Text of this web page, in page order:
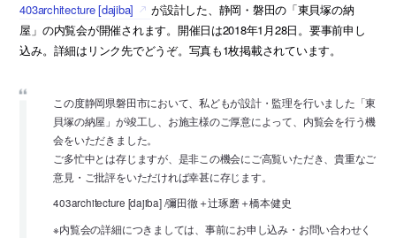
403architecture [dajiba]
が設計した、静岡・磐田の「東貝塚の納
屋」の内覧会が開催されます。開催日は2018年1月28日。要事前申し
込み。詳細はリンク先でどうぞ。写真も1枚掲載されています。
この度静岡県磐田市において、私どもが設計・監理を行いました「東
貝塚の納屋」が竣工し、お施主様のご厚意によって、内覧会を行う機
会をいただきました。
ご多忙中とは存じますが、是非この機会にご高覧いただき、貴重なご
意見・ご批評をいただければ幸甚に存じます。
403architecture [dajiba] /彌田徹＋辻琢磨＋橋本健史
※内覧会の詳細につきましては、事前にお申し込み・お問い合わせく